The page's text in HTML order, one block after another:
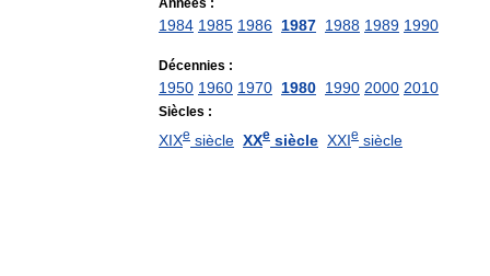
1984 1985 1986 1987 1988 1989 1990
Décennies :
1950 1960 1970 1980 1990 2000 2010
Siècles :
XIXe siècle XXe siècle XXIe siècle